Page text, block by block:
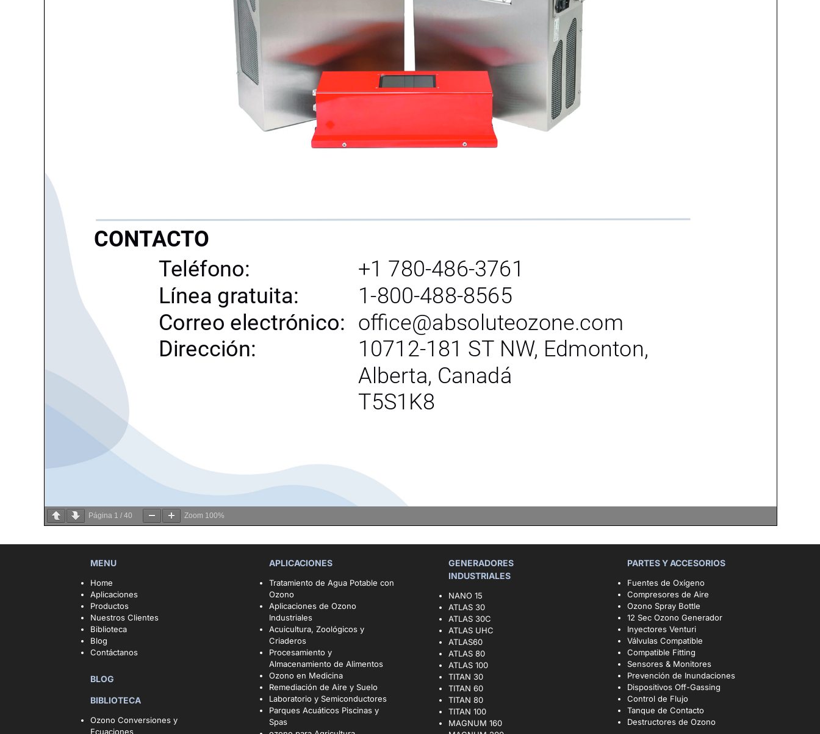
Página 1 / 40 Zoom 100%
MENU
Home
Aplicaciones
Productos
Nuestros Clientes
Biblioteca
Blog
Contáctanos
BLOG
BIBLIOTECA
Ozono Conversiones y
Ecuaciones
APLICACIONES
Tratamiento de Agua Potable con
Ozono
Aplicaciones de Ozono
Industriales
Acuicultura, Zoológicos y
Criaderos
Procesamiento y
Almacenamiento de Alimentos
Ozono en Medicina
Remediación de Aire y Suelo
Laboratorio y Semiconductores
Parques Acuáticos Piscinas y
Spas
GENERADORES
INDUSTRIALES
NANO 15
ATLAS 30
ATLAS 30C
ATLAS UHC
ATLAS60
ATLAS 80
ATLAS 100
TITAN 30
TITAN 60
TITAN 80
TITAN 100
MAGNUM 160
PARTES Y ACCESORIOS
Fuentes de Oxígeno
Compresores de Aire
Ozono Spray Bottle
12 Sec Ozono Generador
Inyectores Venturi
Válvulas Compatible
Compatible Fitting
Sensores & Monitores
Prevención de Inundaciones
Dispositivos Off-Gassing
Control de Flujo
Tanque de Contacto
Destructores de Ozono